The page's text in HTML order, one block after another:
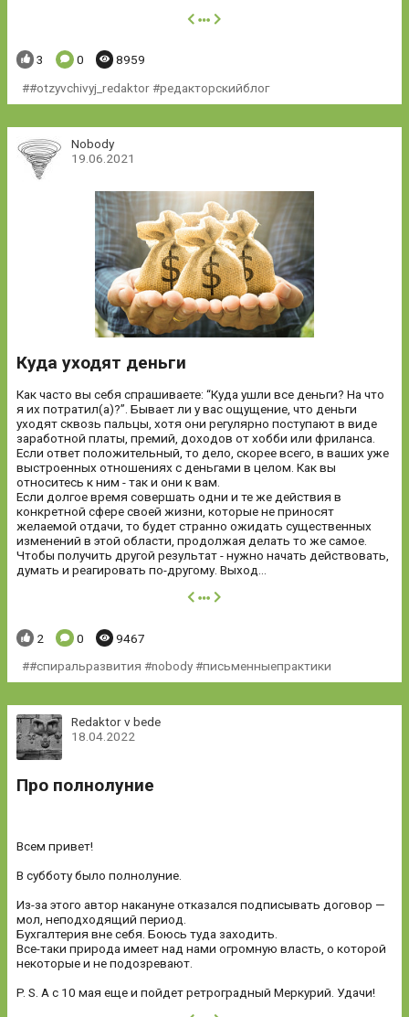
далее
Понравилось:
3 Комментариев:
0 Просмотров:
8959
#otzyvchivyj_redaktor #редакторскийблог
Nobody
19.06.2021
Куда уходят деньги
Как часто вы себя спрашиваете: “Куда ушли все деньги? На что
я их потратил(а)?”. Бывает ли у вас ощущение, что деньги
уходят сквозь пальцы, хотя они регулярно поступают в виде
заработной платы, премий, доходов от хобби или фриланса.
Если ответ положительный, то дело, скорее всего, в ваших уже
выстроенных отношениях с деньгами в целом. Как вы
относитесь к ним - так и они к вам.
Если долгое время совершать одни и те же действия в
конкретной сфере своей жизни, которые не приносят
желаемой отдачи, то будет странно ожидать существенных
изменений в этой области, продолжая делать то же самое.
Чтобы получить другой результат - нужно начать действовать,
думать и реагировать по-другому. Выход...
далее
Понравилось:
2 Комментариев:
0 Просмотров:
9467
#спиральразвития #nobody #письменныепрактики
Redaktor v bede
18.04.2022
Про полнолуние
Всем привет!
В субботу было полнолуние.
Из-за этого автор накануне отказался подписывать договор —
мол, неподходящий период.
Бухгалтерия вне себя. Боюсь туда заходить.
Все-таки природа имеет над нами огромную власть, о которой
некоторые и не подозревают.
P. S. А с 10 мая еще и пойдет ретроградный Меркурий. Удачи!